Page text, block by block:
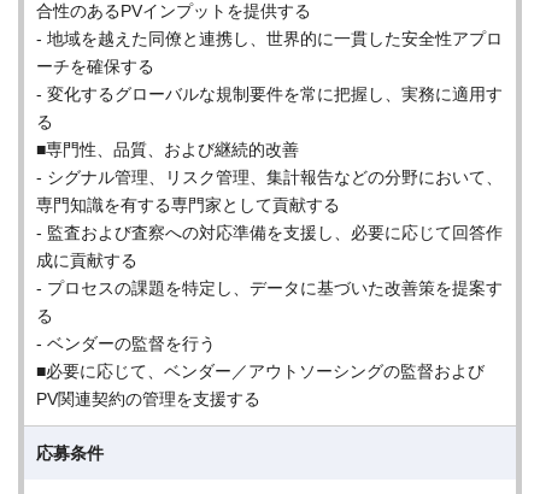
合性のあるPVインプットを提供する
- 地域を越えた同僚と連携し、世界的に一貫した安全性アプロ
ーチを確保する
- 変化するグローバルな規制要件を常に把握し、実務に適用す
る
■専門性、品質、および継続的改善
- シグナル管理、リスク管理、集計報告などの分野において、
専門知識を有する専門家として貢献する
- 監査および査察への対応準備を支援し、必要に応じて回答作
成に貢献する
- プロセスの課題を特定し、データに基づいた改善策を提案す
る
- ベンダーの監督を行う
■必要に応じて、ベンダー／アウトソーシングの監督および
PV関連契約の管理を支援する
応募条件